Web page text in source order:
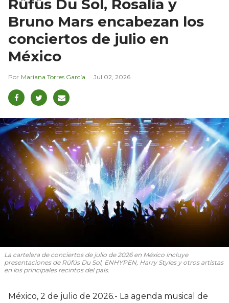
Rüfüs Du Sol, Rosalía y
Bruno Mars encabezan los
conciertos de julio en
México
Mariana Torres García Jul 02, 2026
La cartelera de conciertos de julio de 2026 en México incluye
presentaciones de Rüfüs Du Sol, ENHYPEN, Harry Styles y otros artistas
en los principales recintos del país.
México, 2 de julio de 2026.- La agenda musical de